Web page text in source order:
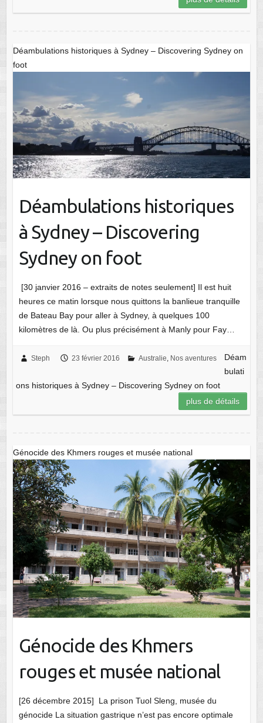
Déambulations historiques à Sydney – Discovering Sydney on
foot
Déambulations historiques
à Sydney – Discovering
Sydney on foot
[30 janvier 2016 – extraits de notes seulement] Il est huit
heures ce matin lorsque nous quittons la banlieue tranquille
de Bateau Bay pour aller à Sydney, à quelques 100
kilomètres de là. Ou plus précisément à Manly pour Fay…
Steph 23 février 2016 Australie, Nos aventures
Déam
bulati
ons historiques à Sydney – Discovering Sydney on foot
plus de détails
Génocide des Khmers rouges et musée national
Génocide des Khmers
rouges et musée national
[26 décembre 2015] La prison Tuol Sleng, musée du
génocide La situation gastrique n’est pas encore optimale